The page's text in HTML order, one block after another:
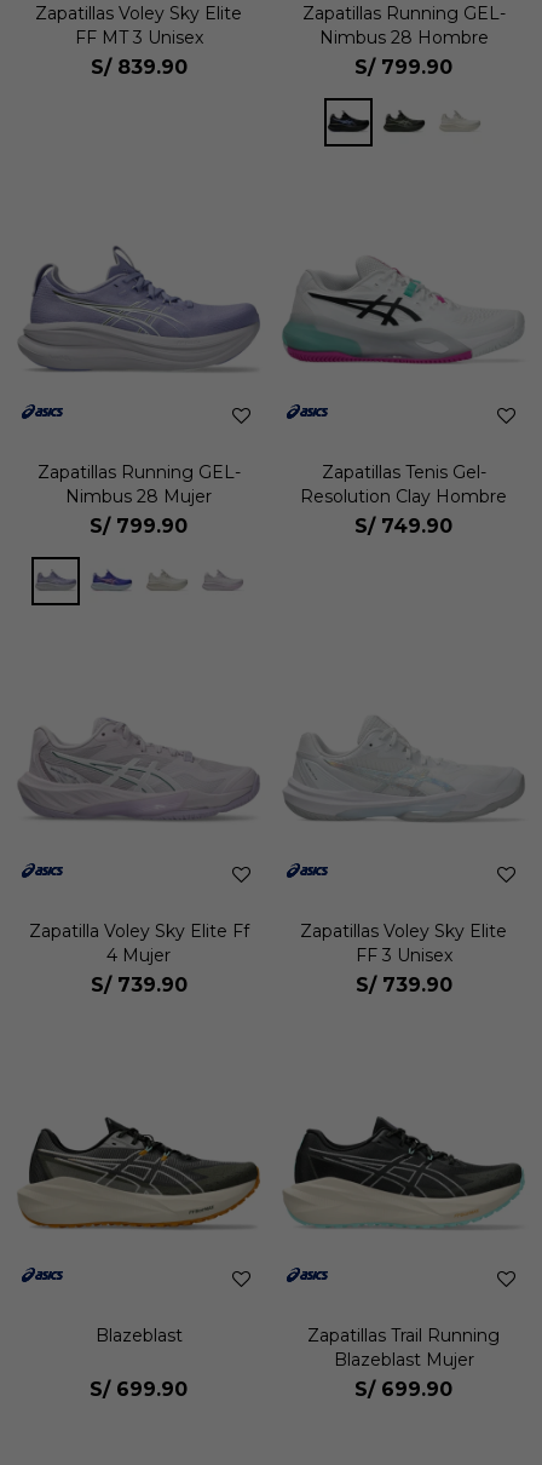
Zapatillas Voley Sky Elite
FF MT 3 Unisex
S/ 839.90
Zapatillas Running GEL-
Nimbus 28 Hombre
S/ 799.90
Zapatillas Running GEL-
Nimbus 28 Mujer
S/ 799.90
Zapatillas Tenis Gel-
Resolution Clay Hombre
S/ 749.90
Zapatilla Voley Sky Elite Ff
4 Mujer
S/ 739.90
Zapatillas Voley Sky Elite
FF 3 Unisex
S/ 739.90
Blazeblast
S/ 699.90
Zapatillas Trail Running
Blazeblast Mujer
S/ 699.90